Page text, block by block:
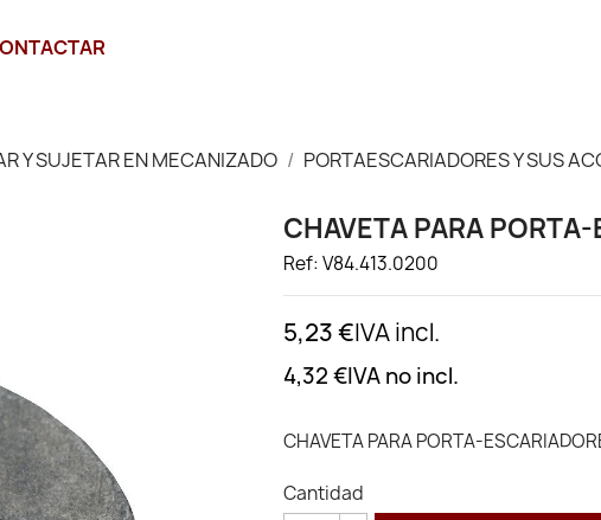
Y SUJETAR EN MECANIZADO PORTAESCARIADORES Y SUS
CHAVETA PARA
Ref: V84.413.0200
5,23 €IVA incl.
4,32 €IVA no incl.
CHAVETA PARA PORTA-
Cantidad